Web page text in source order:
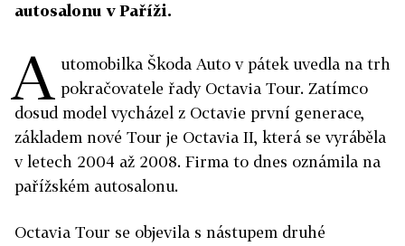
autosalonu v Paříži.
A utomobilka Škoda Auto v pátek uvedla na trh
pokračovatele řady Octavia Tour. Zatímco
dosud model vycházel z Octavie první generace,
základem nové Tour je Octavia II, která se vyráběla
v letech 2004 až 2008. Firma to dnes oznámila na
pařížském autosalonu.
Octavia Tour se objevila s nástupem druhé